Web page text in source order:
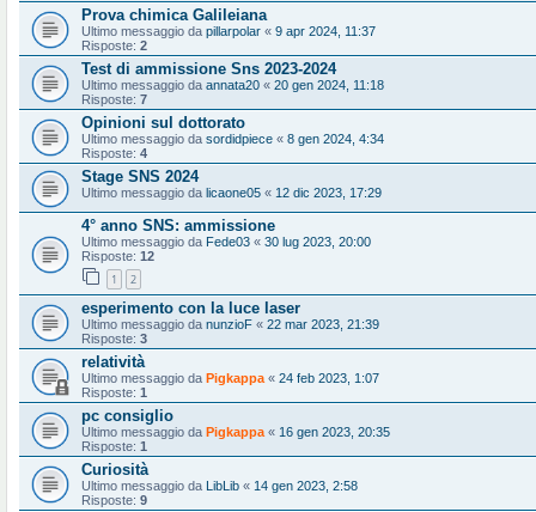
Prova chimica Galileiana
Ultimo messaggio da pillarpolar « 9 apr 2024, 11:37
Risposte: 2
Test di ammissione Sns 2023-2024
Ultimo messaggio da annata20 « 20 gen 2024, 11:18
Risposte: 7
Opinioni sul dottorato
Ultimo messaggio da sordidpiece « 8 gen 2024, 4:34
Risposte: 4
Stage SNS 2024
Ultimo messaggio da licaone05 « 12 dic 2023, 17:29
4° anno SNS: ammissione
Ultimo messaggio da Fede03 « 30 lug 2023, 20:00
Risposte: 12
1 2
esperimento con la luce laser
Ultimo messaggio da nunzioF « 22 mar 2023, 21:39
Risposte: 3
relatività
Ultimo messaggio da Pigkappa « 24 feb 2023, 1:07
Risposte: 1
pc consiglio
Ultimo messaggio da Pigkappa « 16 gen 2023, 20:35
Risposte: 1
Curiosità
Ultimo messaggio da LibLib « 14 gen 2023, 2:58
Risposte: 9